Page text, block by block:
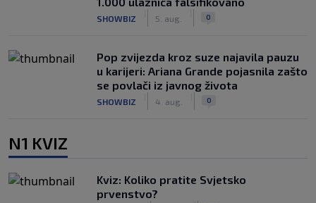
SHOWBIZ 5. aug. 0
Pop zvijezda kroz suze najavila pauzu
u karijeri: Ariana Grande pojasnila zašto
se povlači iz javnog života
SHOWBIZ 4. aug. 0
N1 KVIZ
Kviz: Koliko pratite Svjetsko
prvenstvo?